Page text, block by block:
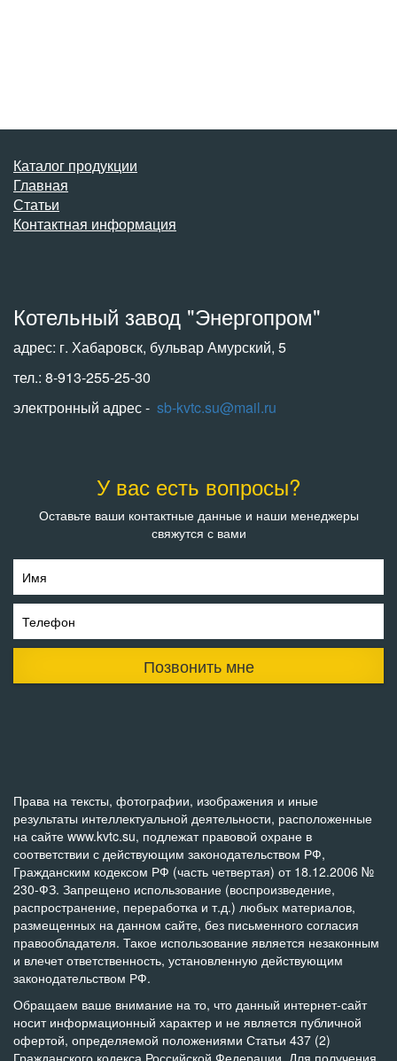
Каталог продукции
Главная
Статьи
Контактная информация
Котельный завод "Энергопром"
адрес: г. Хабаровск, бульвар Амурский, 5
тел.: 8-913-255-25-30
электронный адрес - sb-kvtc.su@mail.ru
У вас есть вопросы?
Оставьте ваши контактные данные и наши менеджеры
свяжутся с вами
Имя
Телефон
Позвонить мне
Права на тексты, фотографии, изображения и иные
результаты интеллектуальной деятельности, расположенные
на сайте www.kvtc.su, подлежат правовой охране в
соответствии с действующим законодательством РФ,
Гражданским кодексом РФ (часть четвертая) от 18.12.2006 №
230-ФЗ. Запрещено использование (воспроизведение,
распространение, переработка и т.д.) любых материалов,
размещенных на данном сайте, без письменного согласия
правообладателя. Такое использование является незаконным
и влечет ответственность, установленную действующим
законодательством РФ.
Обращаем ваше внимание на то, что данный интернет-сайт
носит информационный характер и не является публичной
офертой, определяемой положениями Статьи 437 (2)
Гражданского кодекса Российской Федерации. Для получения